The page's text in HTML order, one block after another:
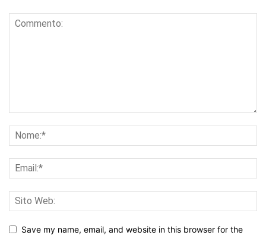
Save my name, email, and website in this browser for the